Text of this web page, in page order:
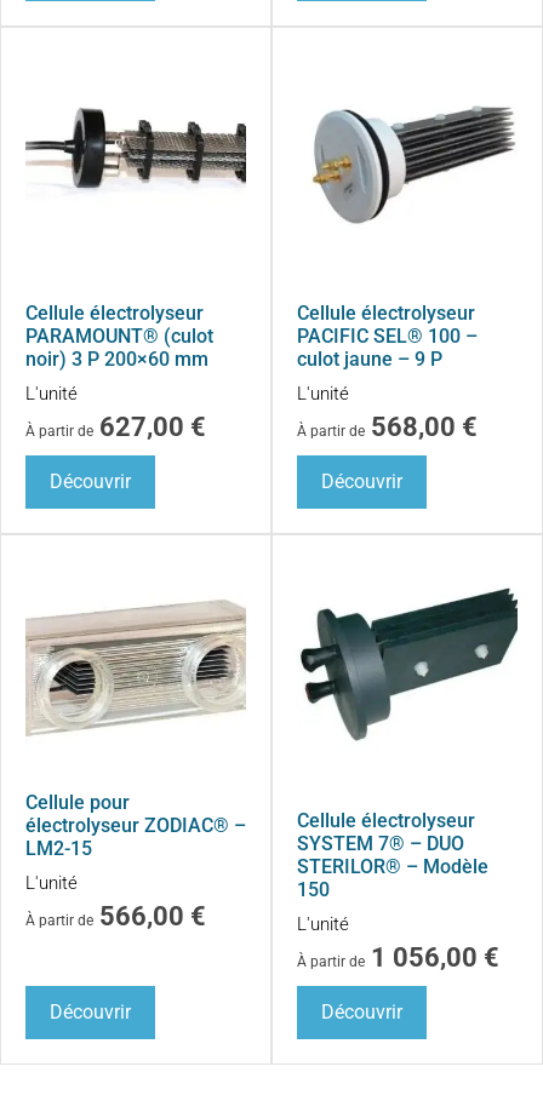
Cellule électrolyseur
PARAMOUNT® (culot
noir) 3 P 200×60 mm
L'unité
À partir de 627,00 €
Découvrir
Cellule électrolyseur
PACIFIC SEL® 100 –
culot jaune – 9 P
L'unité
À partir de 568,00 €
Découvrir
Cellule pour
électrolyseur ZODIAC® –
LM2-15
L'unité
À partir de 566,00 €
Découvrir
Cellule électrolyseur
SYSTEM 7® – DUO
STERILOR® – Modèle
150
L'unité
À partir de 1 056,00 €
Découvrir